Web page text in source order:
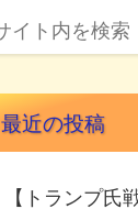
最近の投稿
【トランプ氏